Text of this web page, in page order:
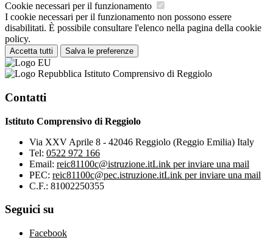
Cookie necessari per il funzionamento
I cookie necessari per il funzionamento non possono essere
disabilitati. È possibile consultare l'elenco nella pagina della cookie
policy.
Accetta tutti Salva le preferenze
Istituto Comprensivo di Reggiolo
Contatti
Istituto Comprensivo di Reggiolo
Via XXV Aprile 8 - 42046 Reggiolo (Reggio Emilia) Italy
Tel: 0522 972 166
Email: reic81100c@istruzione.itLink per inviare una mail
PEC: reic81100c@pec.istruzione.itLink per inviare una mail
C.F.: 81002250355
Seguici su
Facebook